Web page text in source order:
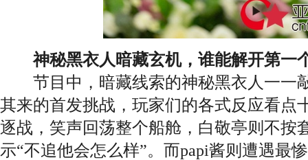
神秘黑衣人暗藏玄机，谁能解开第一
节目中，暗藏线索的神秘黑衣人一一
其来的首发挑战，玩家们的各式反应看点
逐战，笑声回荡整个船舱，白敬亭则不按
示“不追他会怎么样”。而papi酱则遭遇最